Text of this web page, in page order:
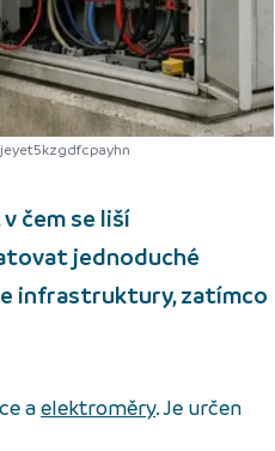
čem se liší
jednoduché
infrastruktury,zatímco
aelektroměry. Je určen